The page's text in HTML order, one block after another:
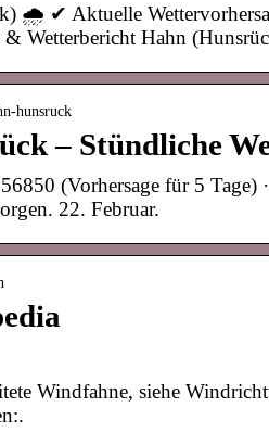
🌧️ ✔ Aktuelle
& Wetterbericht Hahn
hunsruck
– Stündliche
(Vorhersage für 5
22. Februar.
Windfahne, siehe